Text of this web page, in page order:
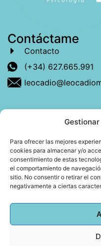
Para ofrecer las mejores
cookies para almacenar y/o
consentimiento de estas
el comportamiento de
sitio. No consentir o retirar el
negativamente a ciertas
Contáctame
Contacto
(+34) 627.665.991
Descubre más
Mi libro: La
Blog: Reflexiones
Agendar cita